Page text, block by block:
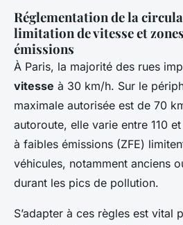
Réglementation de la
limitation de vitesse et
émissions
À Paris, la majorité des rues
vitesse à 30 km/h. Sur le
maximale autorisée est de 70
autoroute, elle varie entre 110
à faibles émissions (ZFE)
véhicules, notamment anciens
durant les pics de pollution.
S’adapter à ces règles est vital